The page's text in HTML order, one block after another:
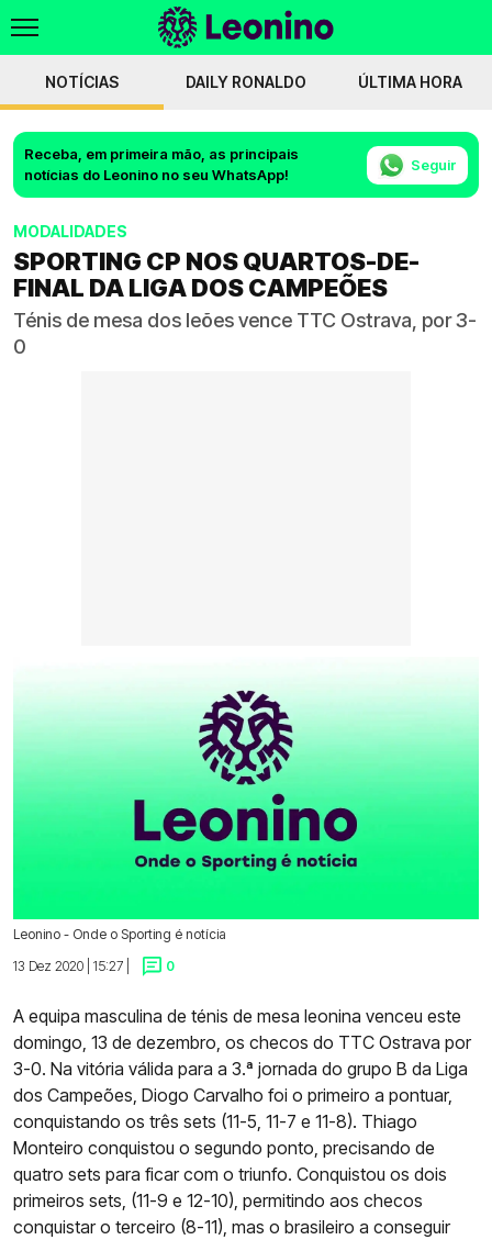
NOTÍCIAS DAILY RONALDO ÚLTIMA HORA
Receba, em primeira mão, as principais
notícias do Leonino no seu WhatsApp!
Seguir
MODALIDADES
SPORTING CP NOS QUARTOS-DE-
FINAL DA LIGA DOS CAMPEÕES
Ténis de mesa dos leões vence TTC Ostrava, por 3-
0
Leonino - Onde o Sporting é notícia
13 Dez 2020 | 15:27 |
0
A equipa masculina de ténis de mesa leonina venceu este
domingo, 13 de dezembro, os checos do TTC Ostrava por
3-0. Na vitória válida para a 3.ª jornada do grupo B da Liga
dos Campeões, Diogo Carvalho foi o primeiro a pontuar,
conquistando os três sets (11-5, 11-7 e 11-8). Thiago
Monteiro conquistou o segundo ponto, precisando de
quatro sets para ficar com o triunfo. Conquistou os dois
primeiros sets, (11-9 e 12-10), permitindo aos checos
conquistar o terceiro (8-11), mas o brasileiro a conseguir